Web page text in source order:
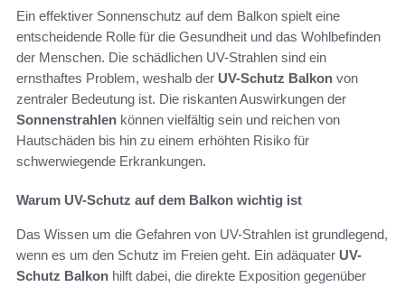
Ein effektiver Sonnenschutz auf dem Balkon spielt eine
entscheidende Rolle für die Gesundheit und das Wohlbefinden
der Menschen. Die schädlichen UV-Strahlen sind ein
ernsthaftes Problem, weshalb der UV-Schutz Balkon von
zentraler Bedeutung ist. Die riskanten Auswirkungen der
Sonnenstrahlen können vielfältig sein und reichen von
Hautschäden bis hin zu einem erhöhten Risiko für
schwerwiegende Erkrankungen.
Warum UV-Schutz auf dem Balkon wichtig ist
Das Wissen um die Gefahren von UV-Strahlen ist grundlegend,
wenn es um den Schutz im Freien geht. Ein adäquater UV-
Schutz Balkon hilft dabei, die direkte Exposition gegenüber